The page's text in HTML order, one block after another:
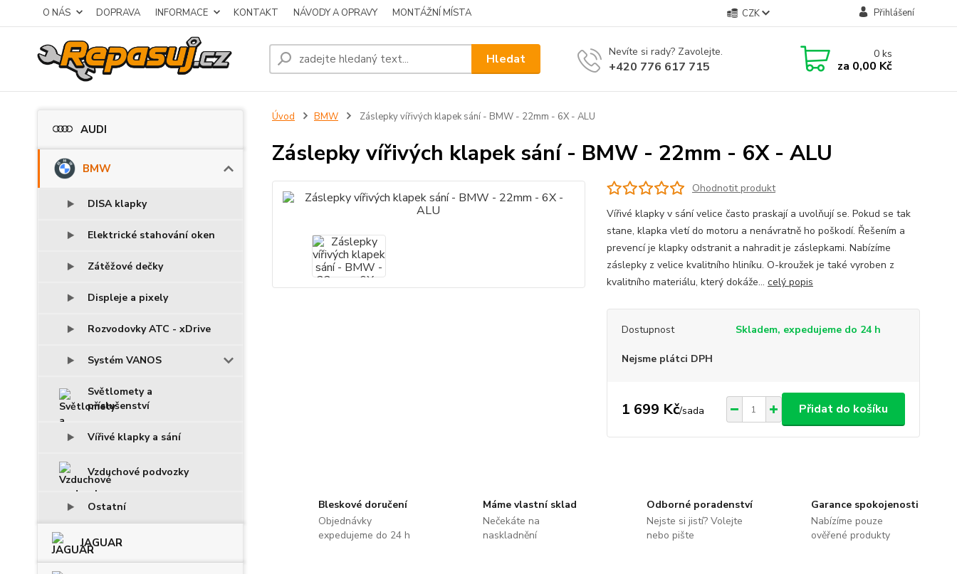
O NÁS DOPRAVA INFORMACE KONTAKT NÁVODY A OPRAVY MONTÁŽNÍ MÍSTA CZK Přihlášení
Hledat Nevíte si rady? Zavolejte.
+420 776 617 715
0ks
za 0,00 Kč
AUDI
BMW
DISA klapky
Elektrické stahování oken
Zátěžové dečky
Displeje a pixely
Rozvodovky ATC - xDrive
Systém VANOS
Světlomety a
příslušenství
Vířivé klapky a sání
Vzduchové podvozky
Ostatní
JAGUAR
Úvod BMW Záslepky vířivých klapek sání - BMW - 22mm - 6X - ALU
Záslepky vířivých klapek sání - BMW - 22mm - 6X - ALU
Ohodnotit produkt
Vířivé klapky v sání velice často praskají a uvolňují se. Pokud se tak
stane, klapka vletí do motoru a nenávratně ho poškodí. Řešením a
prevencí je klapky odstranit a nahradit je záslepkami. Nabízíme
záslepky z velice kvalitního hliníku. O-kroužek je také vyroben z
kvalitního materiálu, který dokáže... celý popis
Dostupnost Skladem, expedujeme do 24 h
Nejsme plátci DPH
1 699 Kč/sada Přidat do košíku
Bleskové doručení
Objednávky
expedujeme do 24 h
Máme vlastní sklad
Nečekáte na
naskladnění
Odborné poradenství
Nejste si jistí? Volejte
nebo pište
Garance spokojenosti
Nabízíme pouze
ověřené produkty